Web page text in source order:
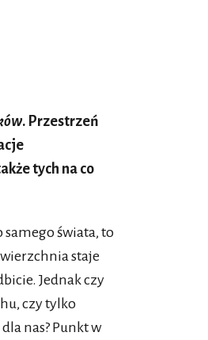
. Przestrzeń
tych na co
świata, to
staje
Jednak czy
czy tylko
nas? Punkt w